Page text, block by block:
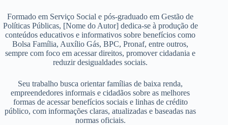
Formado em Serviço Social e pós-graduado em Gestão de
Políticas Públicas, [Nome do Autor] dedica-se à produção de
conteúdos educativos e informativos sobre benefícios como
Bolsa Família, Auxílio Gás, BPC, Pronaf, entre outros,
sempre com foco em acessar direitos, promover cidadania e
reduzir desigualdades sociais.
Seu trabalho busca orientar famílias de baixa renda,
empreendedores informais e cidadãos sobre as melhores
formas de acessar benefícios sociais e linhas de crédito
público, com informações claras, atualizadas e baseadas nas
normas oficiais.